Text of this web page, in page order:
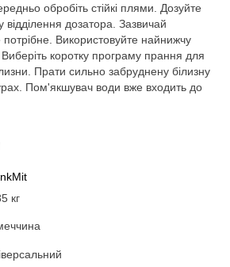
обробіть стійкі плями. Дозуйте
відділення дозатора. Зазвичай
Використовуйте найнижчу
коротку програму прання для
Прати сильно забруднену білизну
Пом'якшувач води вже входить до
кг